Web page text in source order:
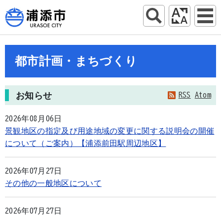
都市計画・まちづくり
お知らせ RSS Atom
2026年08月06日
景観地区の指定及び用途地域の変更に関する説明会の開催
について（ご案内）【浦添前田駅周辺地区】
2026年07月27日
その他の一般地区について
2026年07月27日